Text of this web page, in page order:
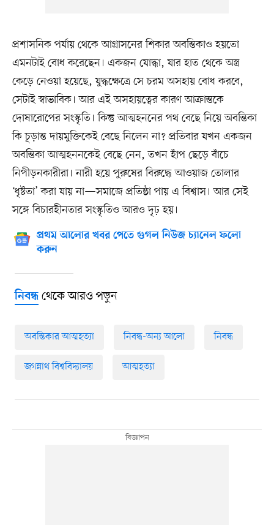
প্রশাসনিক পর্যায় থেকে আগ্রাসনের শিকার অবন্তিকাও হয়তো
এমনটাই বোধ করেছেন। একজন যোদ্ধা, যার হাত থেকে অস্ত্র
কেড়ে নেওয়া হয়েছে, যুদ্ধক্ষেত্রে সে চরম অসহায় বোধ করবে,
সেটাই স্বাভাবিক। আর এই অসহায়ত্বের কারণ আক্রান্তকে
দোষারোপের সংস্কৃতি। কিন্তু আত্মহননের পথ বেছে নিয়ে অবন্তিকা
কি চূড়ান্ত দায়মুক্তিকেই বেছে নিলেন না? প্রতিবার যখন একজন
অবন্তিকা আত্মহননকেই বেছে নেন, তখন হাঁপ ছেড়ে বাঁচে
নিপীড়নকারীরা। নারী হয়ে পুরুষের বিরুদ্ধে আওয়াজ তোলার
‘ধৃষ্টতা’ করা যায় না—সমাজে প্রতিষ্ঠা পায় এ বিশ্বাস। আর সেই
সঙ্গে বিচারহীনতার সংস্কৃতিও আরও দৃঢ় হয়।
প্রথম আলোর খবর পেতে গুগল নিউজ চ্যানেল ফলো
করুন
নিবন্ধথেকে আরও পড়ুন
অবন্তিকার আত্মহত্যা নিবন্ধ-অন্য আলো নিবন্ধ
জগন্নাথ বিশ্ববিদ্যালয় আত্মহত্যা